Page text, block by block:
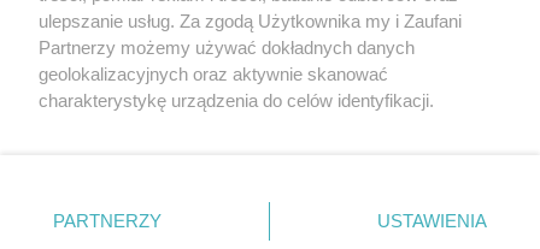
ulepszanie usług. Za zgodą Użytkownika my i Zaufani
Partnerzy możemy używać dokładnych danych
geolokalizacyjnych oraz aktywnie skanować
charakterystykę urządzenia do celów identyfikacji.
zmienić/wycofać klikając przycisk ustawień prywatności
znajdujący się w lewym dolnym rogu strony
PARTNERZY USTAWIENIA